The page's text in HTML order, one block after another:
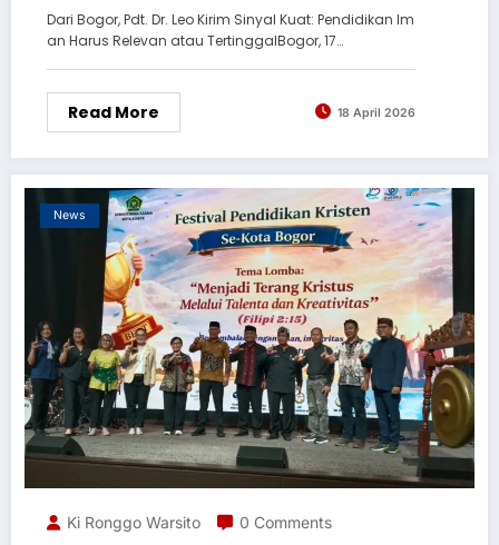
Dari Bogor, Pdt. Dr. Leo Kirim Sinyal Kuat: Pendidikan Im
an Harus Relevan atau TertinggalBogor, 17…
Read More 18 April 2026
News
Ki Ronggo Warsito 0 Comments